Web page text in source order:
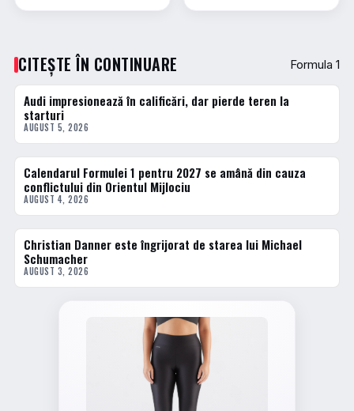
CITEȘTE ÎN CONTINUARE Formula 1
FORMULA 1
Audi impresionează în calificări, dar pierde teren la
starturi
AUGUST 5, 2026
FORMULA 1
Calendarul Formulei 1 pentru 2027 se amână din cauza
conflictului din Orientul Mijlociu
AUGUST 4, 2026
FORMULA 1
Christian Danner este îngrijorat de starea lui Michael
Schumacher
AUGUST 3, 2026